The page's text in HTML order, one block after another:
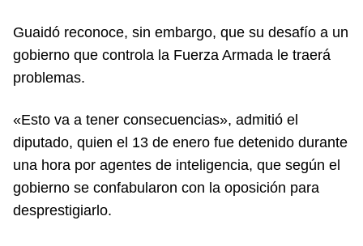
Guaidó reconoce, sin embargo, que su desafío a un
gobierno que controla la Fuerza Armada le traerá
problemas.
«Esto va a tener consecuencias», admitió el
diputado, quien el 13 de enero fue detenido durante
una hora por agentes de inteligencia, que según el
gobierno se confabularon con la oposición para
desprestigiarlo.